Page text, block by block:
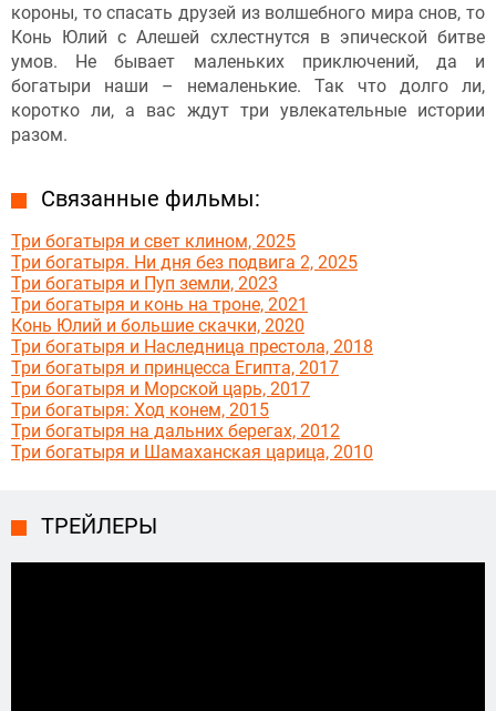
короны, то спасать друзей из волшебного мира снов, то
Конь Юлий с Алешей схлестнутся в эпической битве
умов. Не бывает маленьких приключений, да и
богатыри наши – немаленькие. Так что долго ли,
коротко ли, а вас ждут три увлекательные истории
разом.
Связанные фильмы:
Три богатыря и свет клином, 2025
Три богатыря. Ни дня без подвига 2, 2025
Три богатыря и Пуп земли, 2023
Три богатыря и конь на троне, 2021
Конь Юлий и большие скачки, 2020
Три богатыря и Наследница престола, 2018
Три богатыря и принцесса Египта, 2017
Три богатыря и Морской царь, 2017
Три богатыря: Ход конем, 2015
Три богатыря на дальних берегах, 2012
Три богатыря и Шамаханская царица, 2010
ТРЕЙЛЕРЫ